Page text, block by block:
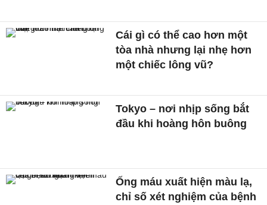
Cái gì có thể cao hơn một
tòa nhà nhưng lại nhẹ hơn
một chiếc lông vũ?
Tokyo – nơi nhịp sống bắt
đầu khi hoàng hôn buông
Ống máu xuất hiện màu lạ,
chỉ số xét nghiệm của bệnh